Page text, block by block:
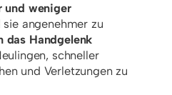
und weniger
sie angenehmer zu
das Handgelenk
schneller
und Verletzungen zu